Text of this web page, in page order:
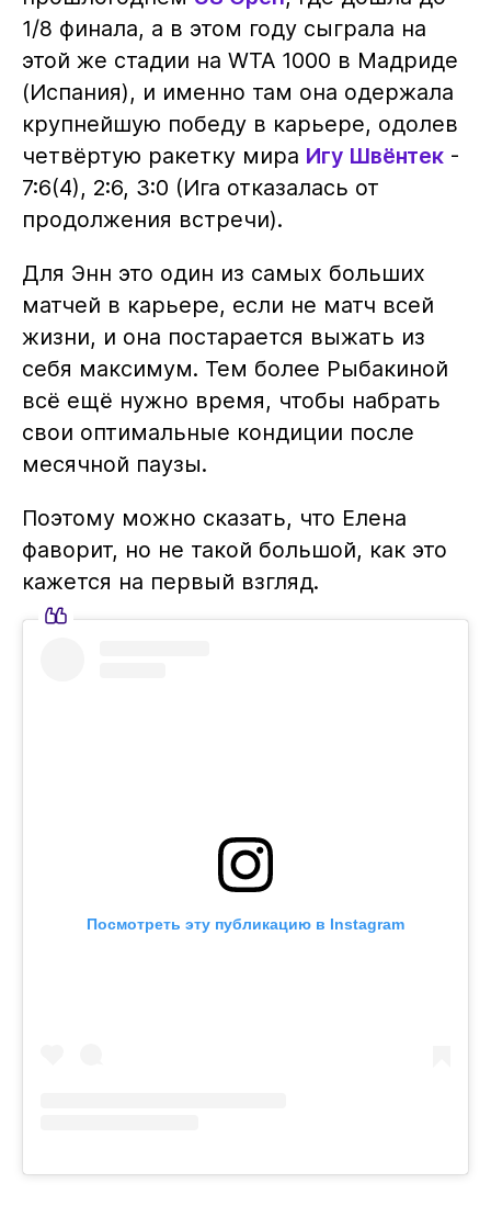
1/8 финала, а в этом году сыграла на
этой же стадии на WTA 1000 в Мадриде
(Испания), и именно там она одержала
крупнейшую победу в карьере, одолев
четвёртую ракетку мира Игу Швёнтек-
7:6(4), 2:6, 3:0 (Ига отказалась от
продолжения встречи).
Для Энн это один из самых больших
матчей в карьере, если не матч всей
жизни, и она постарается выжать из
себя максимум. Тем более Рыбакиной
всё ещё нужно время, чтобы набрать
свои оптимальные кондиции после
месячной паузы.
Поэтому можно сказать, что Елена
фаворит, но не такой большой, как это
кажется на первый взгляд.
Посмотреть эту публикацию в Instagram